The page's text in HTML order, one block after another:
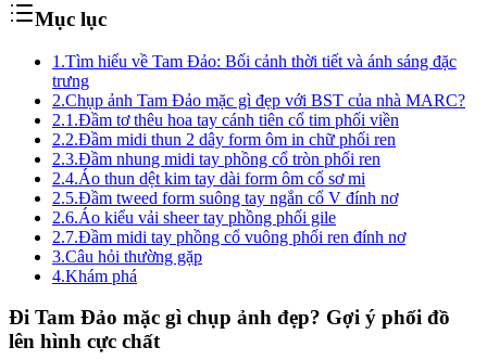
Mục lục
1.Tìm hiểu về Tam Đảo: Bối cảnh thời tiết và ánh sáng đặc
trưng
2.Chụp ảnh Tam Đảo mặc gì đẹp với BST của nhà MARC?
2.1.Đầm tơ thêu hoa tay cánh tiên cổ tim phối viền
2.2.Đầm midi thun 2 dây form ôm in chữ phối ren
2.3.Đầm nhung midi tay phồng cổ tròn phối ren
2.4.Áo thun dệt kim tay dài form ôm cổ sơ mi
2.5.Đầm tweed form suông tay ngắn cổ V đính nơ
2.6.Áo kiểu vải sheer tay phồng phối gile
2.7.Đầm midi tay phồng cổ vuông phối ren đính nơ
3.Câu hỏi thường gặp
4.Khám phá
Đi Tam Đảo mặc gì chụp ảnh đẹp? Gợi ý phối đồ
lên hình cực chất